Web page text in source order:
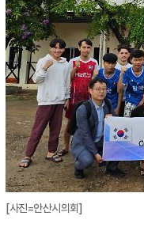
[사진=안산시의회]